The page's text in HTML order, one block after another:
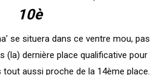
10è
se situera dans ce ventre mou, pas
(la) dernière place qualificative pour
aussi proche de la 14ème place.